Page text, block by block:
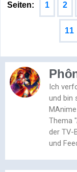
Seiten: 1 2
11
Ich
und bin
Thema
der TV-
und